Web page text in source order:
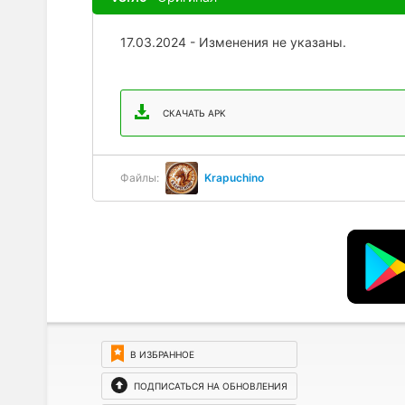
17.03.2024 - Изменения не указаны.
СКАЧАТЬ APK
Файлы: Krapuchino
В ИЗБРАННОЕ
ПОДПИСАТЬСЯ НА ОБНОВЛЕНИЯ